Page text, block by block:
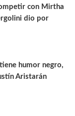
con Mirtha
dio por
humor negro,
Aristarán